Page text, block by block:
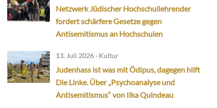
Netzwerk Jüdischer Hochschullehrender
fordert schärfere Gesetze gegen
Antisemitismus an Hochschulen
13. Juli 2026 · Kultur
Judenhass ist was mit Ödipus, dagegen hilft
Die Linke. Über „Psychoanalyse und
Antisemitismus“ von Ilka Quindeau